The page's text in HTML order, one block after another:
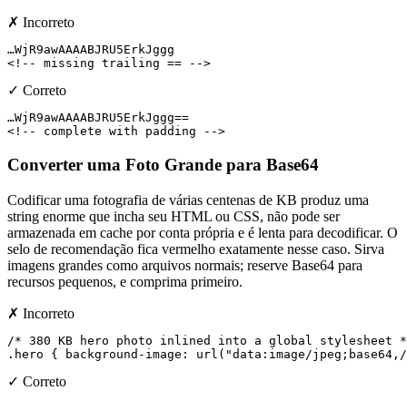
✗ Incorreto
…WjR9awAAAABJRU5ErkJggg
<!-- missing trailing == -->
✓ Correto
…WjR9awAAAABJRU5ErkJggg==
<!-- complete with padding -->
Converter uma Foto Grande para Base64
Codificar uma fotografia de várias centenas de KB produz uma
string enorme que incha seu HTML ou CSS, não pode ser
armazenada em cache por conta própria e é lenta para decodificar. O
selo de recomendação fica vermelho exatamente nesse caso. Sirva
imagens grandes como arquivos normais; reserve Base64 para
recursos pequenos, e comprima primeiro.
✗ Incorreto
/* 380 KB hero photo inlined into a global stylesheet
.hero { background-image: url("data:image/
✓ Correto